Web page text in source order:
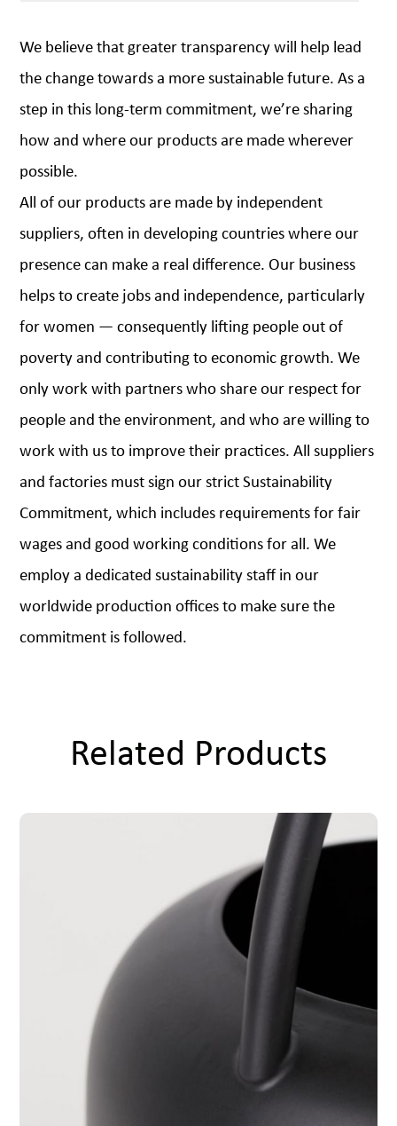
We believe that greater transparency will help lead
the change towards a more sustainable future. As a
step in this long-term commitment, we’re sharing
how and where our products are made wherever
possible.
All of our products are made by independent
suppliers, often in developing countries where our
presence can make a real difference. Our business
helps to create jobs and independence, particularly
for women — consequently lifting people out of
poverty and contributing to economic growth. We
only work with partners who share our respect for
people and the environment, and who are willing to
work with us to improve their practices. All suppliers
and factories must sign our strict Sustainability
Commitment, which includes requirements for fair
wages and good working conditions for all. We
employ a dedicated sustainability staff in our
worldwide production offices to make sure the
commitment is followed.
Related Products